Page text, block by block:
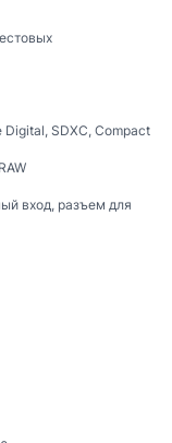
Digital, SDXC, Compact
вход, разъем для